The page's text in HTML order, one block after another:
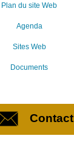
Plan du site Web
Agenda
Sites Web
Documents
Contact